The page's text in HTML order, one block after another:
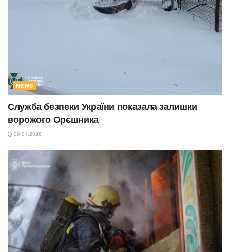
NEWS
Служба безпеки України показала залишки
ворожого Орєшника
09.01.2026